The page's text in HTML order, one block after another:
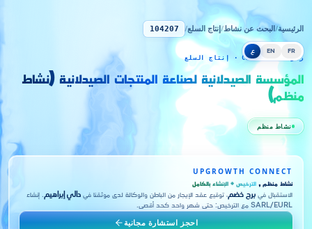
FR
EN ع
الرئيسية/البحث عن نشاط/إنتاج السلع/
104207
رمز CNRC 104207 · إنتاج السلع
المؤسسة الصيدلانية لصناعة المنتجات الصيدلانية (نشاط
منظم)
نشاط منظم
UPGROWTH CONNECT
نشاط منظم , الترخيص + الإنشاء بالكامل
الاستقبال في برج خضم، توقيع عقد الإيجار من الباطن والوكالة لدى موثقنا في دالي إبراهيم . إنشاء
SARL/EURL مع الترخيص: حتى شهر واحد كحد أقصى.
احجز استشارة مجانية